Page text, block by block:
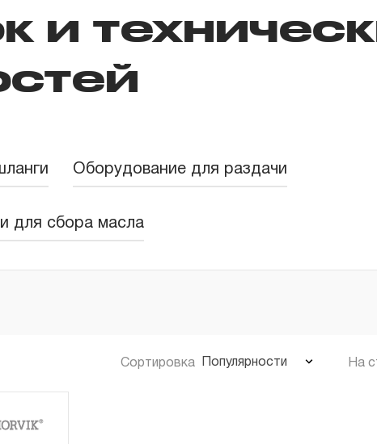
и
Оборудование для раздачи
для сбора масла
Сортировка Популярности На